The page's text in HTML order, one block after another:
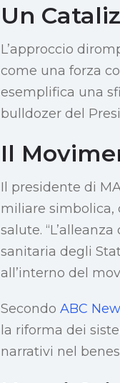
Un
L’approccio
come una forza
esemplifica una
bulldozer del
Il
Il presidente di
miliare simbolica,
salute.
sanitaria degli
all’interno del
Secondo ABC
la riforma dei
narrativi nel